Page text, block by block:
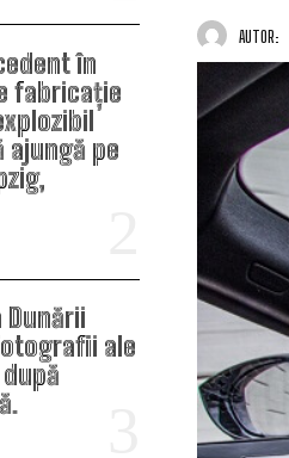
în
fabricație
ajungă pe
Dunării
ale
AUTOR: